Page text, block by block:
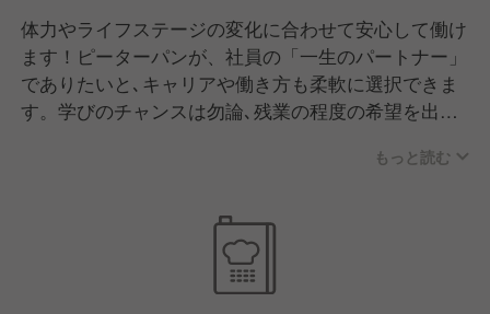
体力やライフステージの変化に合わせて安心して働け
ます！ピーターパンが、社員の「一生のパートナー」
でありたいと､キャリアや働き方も柔軟に選択できま
す。学びのチャンスは勿論､残業の程度の希望を出せ
もっと読む